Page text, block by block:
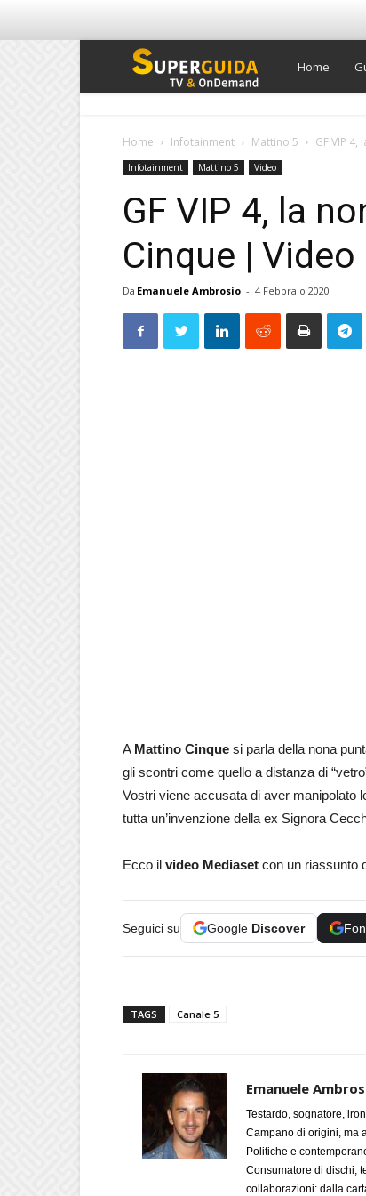
Super
Home
Home Infotainment Mattino 5 GF VIP
Infotainment Mattino 5 Video
GF VIP 4, la
Cinque |
Da Emanuele Ambrosio - 4 Febbraio 2020
A Mattino Cinque si parla della nona
gli scontri come quello a distanza di
Vostri viene accusata di aver manipolato
tutta un’invenzione della ex Signora
Ecco il video Mediaset con un riassunto
Seguici su Google Discover
TAGS Canale 5
Emanuele
Testardo, sognatore,
Campano di origini, ma
Politiche e
Consumatore di dischi,
collaborazioni: dalla